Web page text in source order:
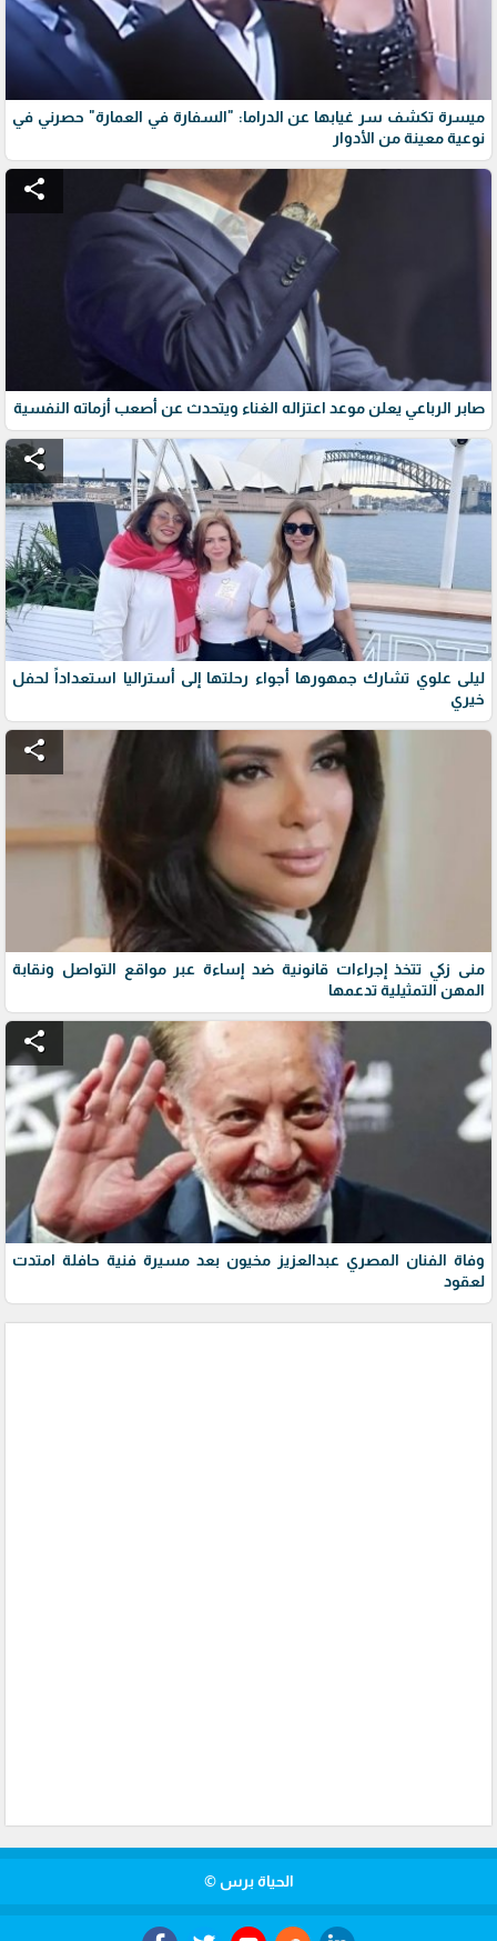
ميسرة تكشف سر غيابها عن الدراما: "السفارة في العمارة" حصرني في
نوعية معينة من الأدوار
share
صابر الرباعي يعلن موعد اعتزاله الغناء ويتحدث عن أصعب أزماته النفسية
share
ليلى علوي تشارك جمهورها أجواء رحلتها إلى أستراليا استعداداً لحفل
خيري
share
منى زكي تتخذ إجراءات قانونية ضد إساءة عبر مواقع التواصل ونقابة
المهن التمثيلية تدعمها
share
وفاة الفنان المصري عبدالعزيز مخيون بعد مسيرة فنية حافلة امتدت
لعقود
الحياة برس ©